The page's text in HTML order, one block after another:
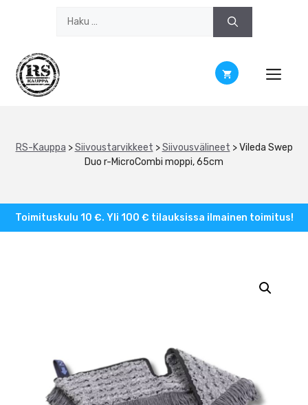
RS-Kauppa >Siivoustarvikkeet >Siivousvälineet >Vileda Swep
Duo r-MicroCombi moppi, 65cm
Toimituskulu 10 €. Yli 100 € tilauksissa ilmainen toimitus!